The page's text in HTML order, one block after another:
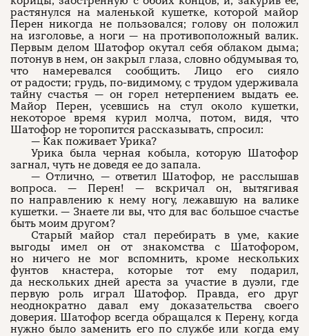
растянулся на маленькой кушетке, которой майор
Перен никогда не пользовался; голову он положил
на изголовье, а ноги — на противоположный валик.
Первым делом Шатофор окутал себя облаком дыма;
потонув в нем, он закрыл глаза, словно обдумывая то,
что намеревался сообщить. Лицо его сияло
от радости; грудь, по-видимому, с трудом удерживала
тайну счастья — он горел нетерпением выдать ее.
Майор Перен, усевшись на стул около кушетки,
некоторое время курил молча, потом, видя, что
Шатофор не торопится рассказывать, спросил:
— Как поживает Урика?
Урика была черная кобыла, которую Шатофор
загнал, чуть не доведя ее до запала.
— Отлично, — ответил Шатофор, не расслышав
вопроса. — Перен! — вскричал он, вытягивая
по направлению к нему ногу, лежавшую на валике
кушетки. — Знаете ли вы, что для вас большое счастье
быть моим другом?
Старый майор стал перебирать в уме, какие
выгоды имел он от знакомства с Шатофором,
но ничего не мог вспомнить, кроме нескольких
фунтов кнастера, которые тот ему подарил,
да нескольких дней ареста за участие в дуэли, где
первую роль играл Шатофор. Правда, его друг
неоднократно давал ему доказательства своего
доверия. Шатофор всегда обращался к Перену, когда
нужно было заменить его по службе или когда ему